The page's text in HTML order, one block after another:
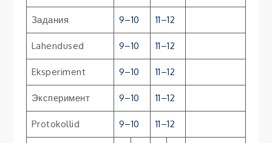
Задания 9–10 11–12
Lahendused 9–10 11–12
Eksperiment 9–10 11–12
Эксперимент 9–10 11–12
Protokollid 9–10 11–12